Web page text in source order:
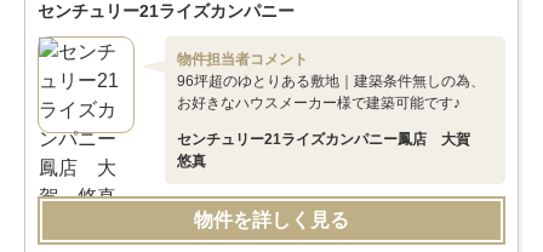
センチュリー21ライズカンパニー
物件担当者コメント
96坪超のゆとりある敷地｜建築条件無しの為、
お好きなハウスメーカー様で建築可能です♪
センチュリー21ライズカンパニー鳳店 大賀
悠真
物件を詳しく見る